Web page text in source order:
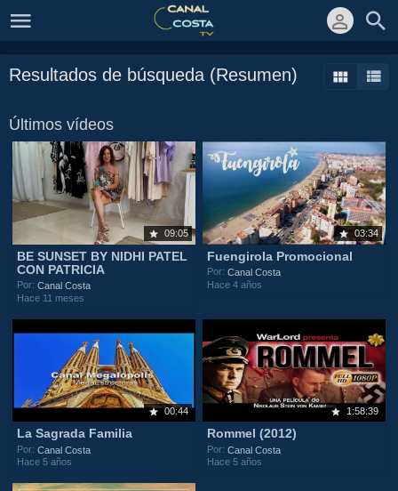
Resultados de búsqueda (Resumen)
Últimos vídeos
09:05
BE SUNSET BY NIDHI PATEL
CON PATRICIA
Por:Canal Costa
Hace 11 meses
03:34
Fuengirola Promocional
Por:Canal Costa
Hace 4 años
00:44
La Sagrada Familia
Por:Canal Costa
Hace 5 años
1:58:39
Rommel (2012)
Por:Canal Costa
Hace 5 años